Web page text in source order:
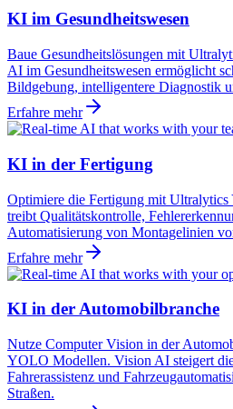
KI im Gesundheitswesen
Baue Gesundheitslösungen mit
AI im Gesundheitswesen ermöglicht
Bildgebung, intelligentere Diagnostik
Erfahre mehr
KI in der Fertigung
Optimiere die Fertigung mit
treibt Qualitätskontrolle,
Automatisierung von Montagelinien
Erfahre mehr
KI in der Automobilbranche
Nutze Computer Vision in der
YOLO Modellen. Vision AI steigert
Fahrerassistenz und
Straßen.